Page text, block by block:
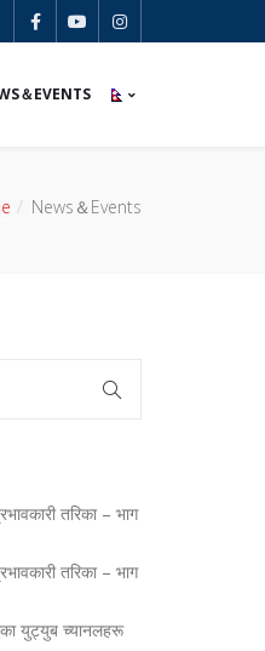
＆EVENTS
News＆Events
तरिका – भाग
तरिका – भाग
युट्युब च्यानलहरू